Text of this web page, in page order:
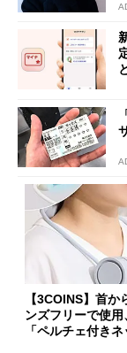
【3COINS】首か
ンズフリーで使
「ペルチェ付き